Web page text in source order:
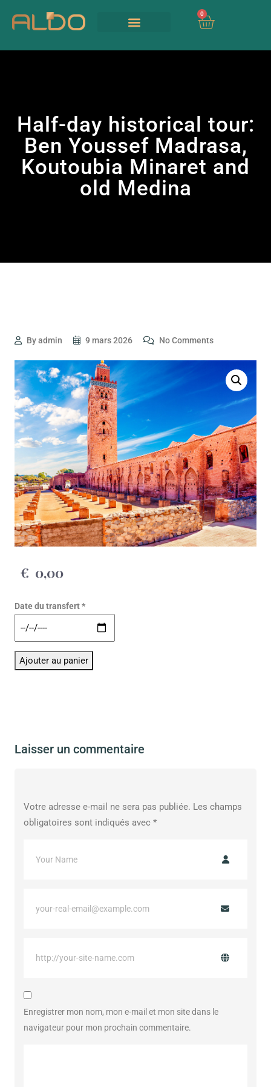
0
Half-day historical tour:
Ben Youssef Madrasa,
Koutoubia Minaret and
old Medina
By admin 9 mars 2026 No Comments
€ 0,00
Date du transfert *
Ajouter au panier
Laisser un commentaire
Votre adresse e-mail ne sera pas publiée. Les champs
obligatoires sont indiqués avec *
Enregistrer mon nom, mon e-mail et mon site dans le
navigateur pour mon prochain commentaire.